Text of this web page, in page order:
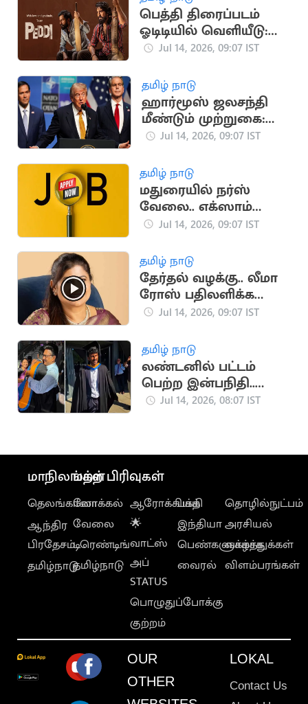
பெத்தி திரைப்படம்
ஓடிடியில் வெளியீடு:
இயக்குநர் புச்சி பாபு
Jul 14, 2026, 09:07 IST
தமிழ் நாடு
ஹார்மூஸ் ஜலசந்தி
மீண்டும் முற்றுகை:
டிரம்ப் அறிவிப்பால்
Jul 14, 2026, 09:07 IST
தமிழ் நாடு
மதுரையில் நர்ஸ்
வேலை.. எக்ஸாம்
கிடையாது
Jul 14, 2026, 09:07 IST
தமிழ் நாடு
தேர்தல் வழக்கு.. லீமா
ரோஸ் பதிலளிக்க
உத்தரவு
Jul 14, 2026, 09:07 IST
தமிழ் நாடு
லண்டனில் பட்டம்
பெற்ற இன்பநிதி..
கட்டியணைத்து
Jul 14, 2026, 08:07 IST
மாநிலங்கள்
தெலங்கானா
ஆந்திர
பிரதேசம்
தமிழ்நாடு
மற்ற பிரிவுகள்
லோக்கல்
வேலை
டிரெண்டிங்
தமிழ்நாடு
ஆரோக்கியம்
🌟
வாட்ஸ்
அப்
STATUS
பொழுதுப்போக்கு
குற்றம்
பக்தி
இந்தியா
பெண்களுக்காக
வைரல்
தொழில்நுட்பம்
அரசியல்
வாழ்த்துக்கள்
விளம்பரங்கள்
OUR
OTHER
LOKAL
Contact Us